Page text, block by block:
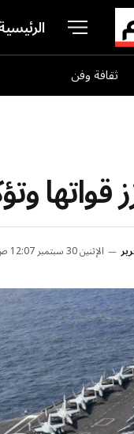
ثقافة وفن
قواتها
الإثنين 30 سبتمبر 12:07 ص